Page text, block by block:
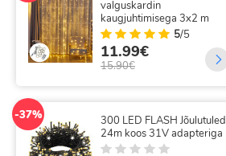
valguskardin
kaugjuhtimisega 3x2 m
5/5
11.99€
15.90€
-37%
300 LED FLASH Jõulutuled
24m koos 31V adapteriga